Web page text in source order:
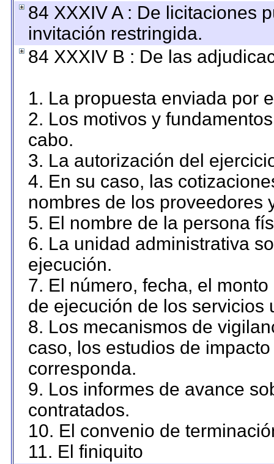
84 XXXIV A : De licitaciones
invitación restringida.
84 XXXIV B : De las
1. La propuesta enviada por
2. Los motivos y
cabo.
3. La autorización del
4. En su caso, las
nombres de los proveedores
5. El nombre de la persona
6. La unidad administrativa
ejecución.
7. El número, fecha, el
de ejecución de los servicios
8. Los mecanismos de
caso, los estudios de
corresponda.
9. Los informes de avance
contratados.
10. El convenio de
11. El finiquito